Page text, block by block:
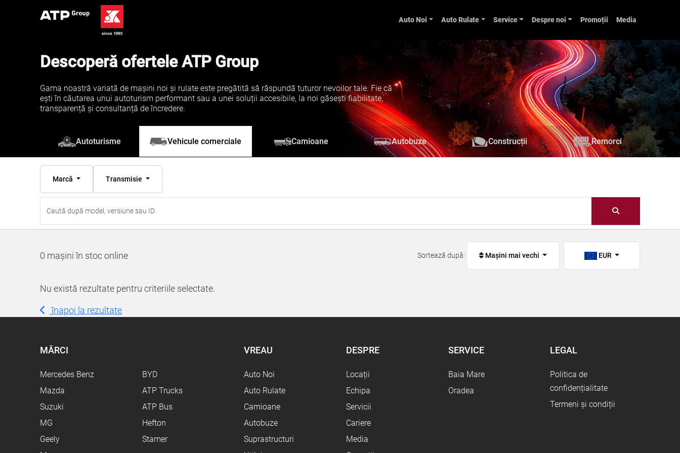
Auto Noi Auto Rulate Service Despre noi Promoții Media
Descoperă ofertele ATP Group
Gama noastră variată de mașini noi și rulate este pregătită să răspundă tuturor nevoilor tale. Fie că
ești în căutarea unui autoturism performant sau a unei soluții accesibile, la noi găsești fiabilitate,
transparență și consultanță de încredere.
Autoturisme Vehicule comerciale Camioane Autobuze Construcții Remorci
Marcă Transmisie
0 mașini în stoc online Sortează după: Mașini mai vechi EUR
Nu există rezultate pentru criteriile selectate.
înapoi la rezultate
MĂRCI
Mercedes Benz
Mazda
Suzuki
MG
Geely
BYD
ATP Trucks
ATP Bus
Hefton
Stamer
VREAU
Auto Noi
Auto Rulate
Camioane
Autobuze
Suprastructuri
DESPRE
Locații
Echipa
Servicii
Cariere
Media
SERVICE
Baia Mare
Oradea
LEGAL
Politica de
confidențialitate
Termeni și condiții